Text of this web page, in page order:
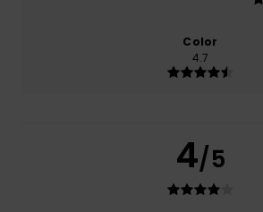
Color
4.7
4/5